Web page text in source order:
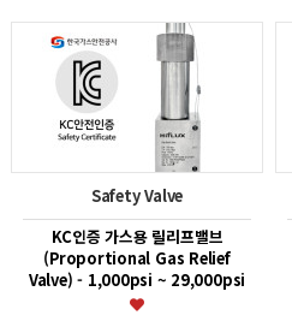
Safety Valve
KC인증 가스용 릴리프밸브
(Proportional Gas Relief
Valve) - 1,000psi ~ 29,000psi